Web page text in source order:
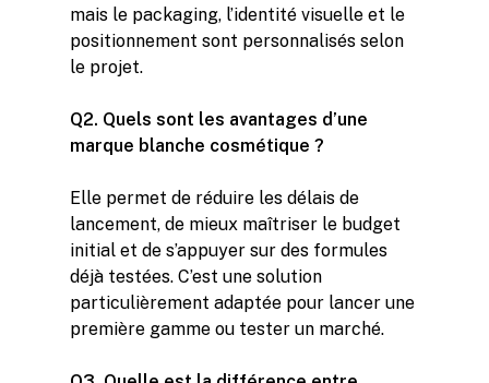
mais le packaging, l’identité visuelle et le
positionnement sont personnalisés selon
le projet.
Q2. Quels sont les avantages d’une
marque blanche cosmétique ?
Elle permet de réduire les délais de
lancement, de mieux maîtriser le budget
initial et de s’appuyer sur des formules
déjà testées. C’est une solution
particulièrement adaptée pour lancer une
première gamme ou tester un marché.